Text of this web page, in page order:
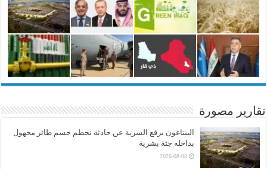
تقارير مصورة
البنتاغون يرفع السرية عن حادثة تحطم جسم طائر مجهول
بداخله جثة بشرية
2026-08-08